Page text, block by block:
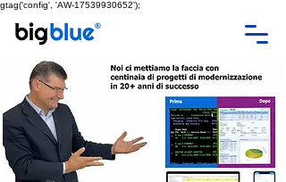
gtag('config', 'AW-17539930652');